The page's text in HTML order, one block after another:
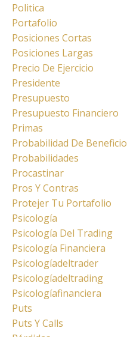
Politica
Portafolio
Posiciones Cortas
Posiciones Largas
Precio De Ejercicio
Presidente
Presupuesto
Presupuesto Financiero
Primas
Probabilidad De Beneficio
Probabilidades
Procastinar
Pros Y Contras
Protejer Tu Portafolio
Psicología
Psicología Del Trading
Psicología Financiera
Psicologíadeltrader
Psicologíadeltrading
Psicologíafinanciera
Puts
Puts Y Calls